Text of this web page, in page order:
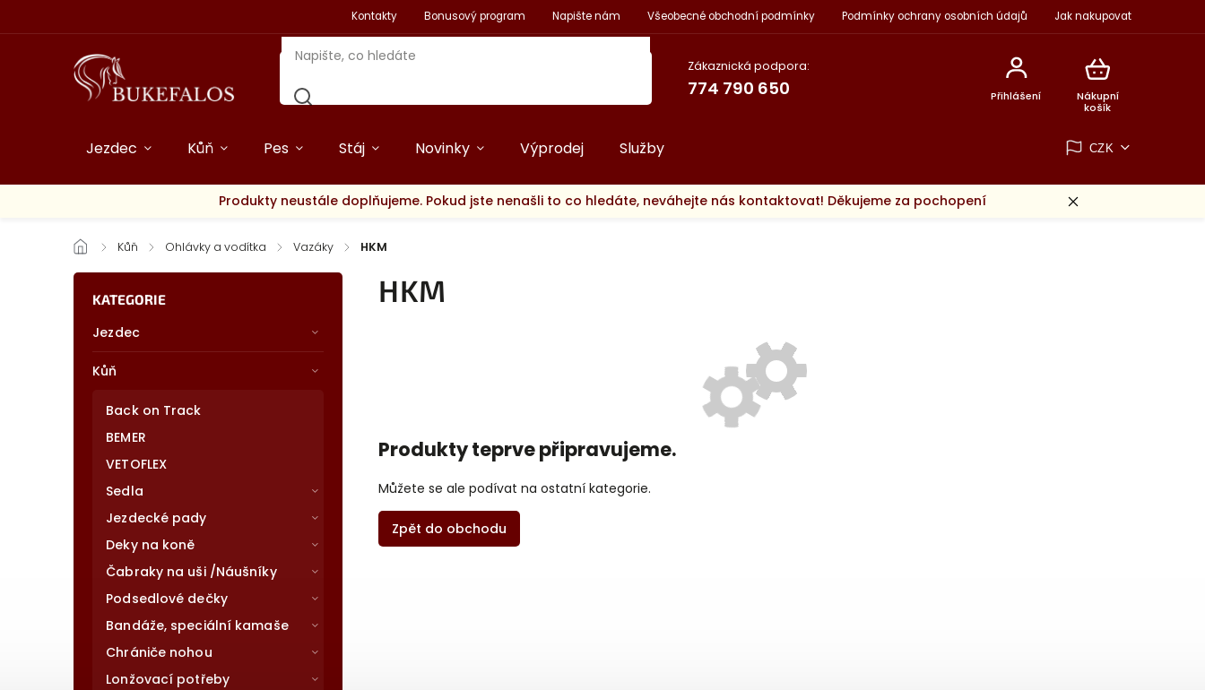
Kontakty Bonusový program Napište nám Všeobecné obchodní podmínky Podmínky ochrany osobních údajů Jak nakupovat
Zákaznická podpora:
774 790 650
Nákupní
košík
Přihlášení
CZK
Jezdec Kůň Pes Stáj Novinky Výprodej Služby
Produkty neustále doplňujeme. Pokud jste nenašli to co hledáte, neváhejte nás kontaktovat! Děkujeme za pochopení
/ Kůň / Ohlávky a vodítka / Vazáky / HKM
KATEGORIE
Jezdec
Kůň
Back on Track
BEMER
VETOFLEX
Sedla
Jezdecké pady
Deky na koně
Čabraky na uši /Náušníky
Podsedlové dečky
Bandáže, speciální kamaše
Chrániče nohou
Lonžovací potřeby
HKM
Produkty teprve připravujeme.
Můžete se ale podívat na ostatní kategorie.
Zpět do obchodu